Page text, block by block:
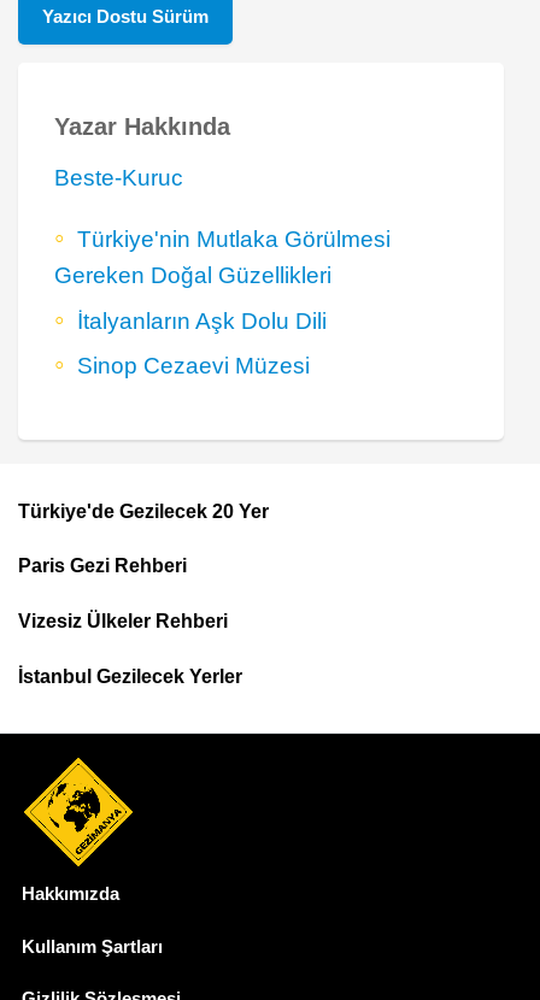
Yazıcı Dostu Sürüm
Yazar Hakkında
Beste-Kuruc
Türkiye'nin Mutlaka Görülmesi
Gereken Doğal Güzellikleri
İtalyanların Aşk Dolu Dili
Sinop Cezaevi Müzesi
Footer
Top
Menu
Türkiye'de Gezilecek 20 Yer
Paris Gezi Rehberi
Vizesiz Ülkeler Rehberi
İstanbul Gezilecek Yerler
Hakkımızda
Kullanım Şartları